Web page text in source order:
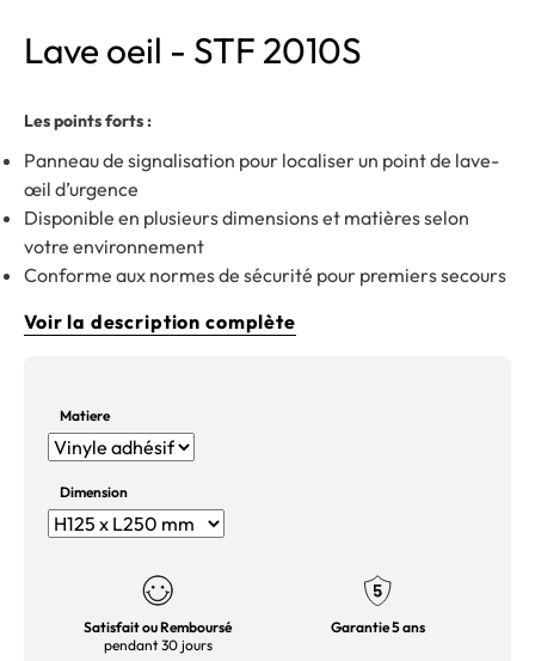
Lave oeil - STF 2010S
Les points forts :
Panneau de signalisation pour localiser un point de lave-
œil d’urgence
Disponible en plusieurs dimensions et matières selon
votre environnement
Conforme aux normes de sécurité pour premiers secours
Voir la description complète
Matiere
Dimension
Satisfait ou Remboursé
pendant 30 jours
Garantie 5 ans